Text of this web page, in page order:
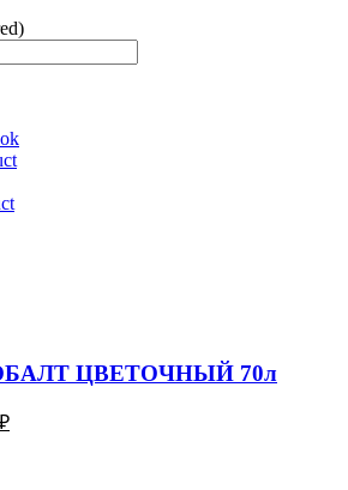
ЦВЕТОЧНЫЙ 70л
₽Текущая